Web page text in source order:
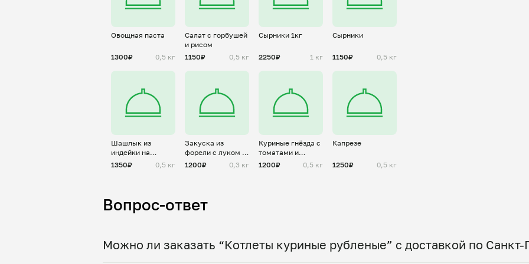
Овощная паста
1300₽ 0,5 кг
Салат с горбушей
и рисом
1150₽
0,5 кг
Сырники 1кг
2250₽ 1 кг
Сырники
1150₽ 0,5 кг
Шашлык из
индейки на
шпажках
1350₽ 0,5 кг
Закуска из
форели с луком и
укропом
1200₽ 0,3 кг
Куриные гнёзда с
томатами и
сыром
1200₽ 0,5 кг
Капрезе
1250₽ 0,5 кг
Вопрос-ответ
Можно ли заказать “Котлеты куриные рубленые” с доставкой по Санкт-